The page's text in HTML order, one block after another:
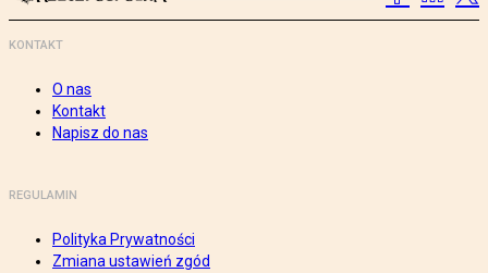
KONTAKT
O nas
Kontakt
Napisz do nas
REGULAMIN
Polityka Prywatności
Zmiana ustawień zgód